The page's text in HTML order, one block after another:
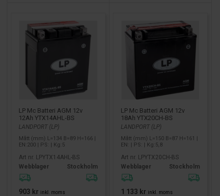
LP Mc Batteri AGM 12v
12Ah YTX14AHL-BS
LANDPORT (LP)
Mått (mm) L=134 B=89 H=166 |
EN:200 | PS: | Kg:5
Art nr. LPYTX14AHL-BS
Webblager
Stockholm
903 kr inkl. moms
LP Mc Batteri AGM 12v
18Ah YTX20CH-BS
LANDPORT (LP)
Mått (mm) L=150 B=87 H=161 |
EN: | PS: | Kg:5,8
Art nr. LPYTX20CH-BS
Webblager
Stockholm
1 133 kr inkl. moms